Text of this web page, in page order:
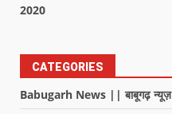
2020
CATEGORIES
Babugarh News || बाबूगढ़ न्यूज़